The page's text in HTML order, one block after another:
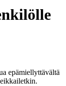
epämiellyttävältä